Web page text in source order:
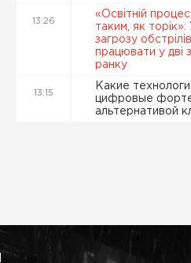
13:26
«Освітній
таким, як
загрозу
працювати у дві
ранку
13:15
Какие
цифровые
альтернативой